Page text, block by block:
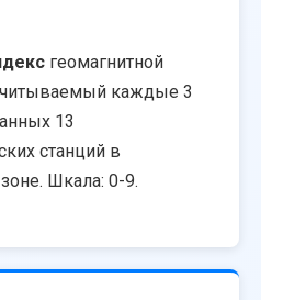
геомагнитной
каждые 3
13
станций в
Шкала: 0-9.